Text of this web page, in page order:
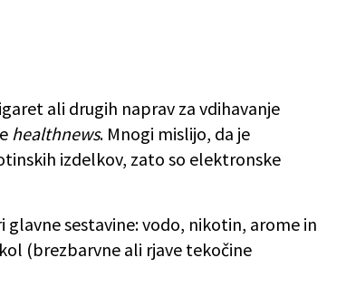
ali drugih naprav za vdihavanje
healthnews. Mnogi mislijo, da je
izdelkov, zato so elektronske
glavne sestavine: vodo, nikotin, arome in
(brezbarvne ali rjave tekočine